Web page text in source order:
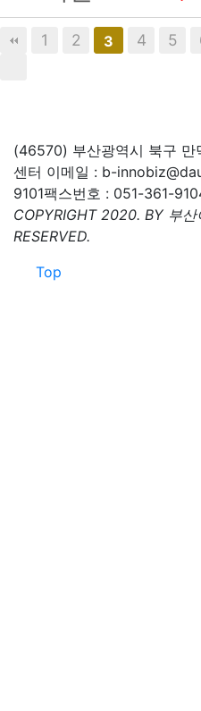
1 2 3 4 5
(46570) 부산광역시 북구 만
센터 이메일 : b-
9101팩스번호 : 051-361-
COPYRIGHT 2020. BY 부
RESERVED.
Top